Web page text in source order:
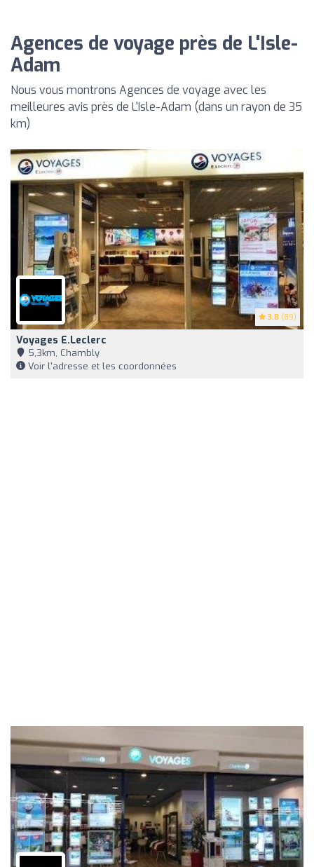
Agences de voyage près de L'Isle-
Adam
Nous vous montrons Agences de voyage avec les
meilleures avis près de L'Isle-Adam (dans un rayon de 35
km)
3.8 (89)
Voyages E.Leclerc
5,3km, Chambly
Voir l'adresse et les coordonnées